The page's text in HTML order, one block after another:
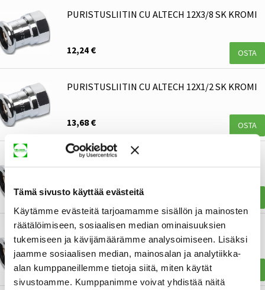
Tämä sivusto käyttää evästeitä
Käytämme evästeitä tarjoamamme sisällön ja mainosten
räätälöimiseen, sosiaalisen median ominaisuuksien
tukemiseen ja kävijämäärämme analysoimiseen. Lisäksi
jaamme sosiaalisen median, mainosalan ja analytiikka-
alan kumppaneillemme tietoja siitä, miten käytät
sivustoamme. Kumppanimme voivat yhdistää näitä
PURISTUSLIITIN CU ALTECH 12X3/8 SK KROMI
12,24 € OSTA
PURISTUSLIITIN CU ALTECH 12X1/2 SK KROMI
13,68 € OSTA
PURISTUSLIITIN CU ALTECH 15X3/8 SK KROMI
15,94 €
PURISTUSLIITIN CU ALTECH 15X1/2 SK KROMI
17,16 €